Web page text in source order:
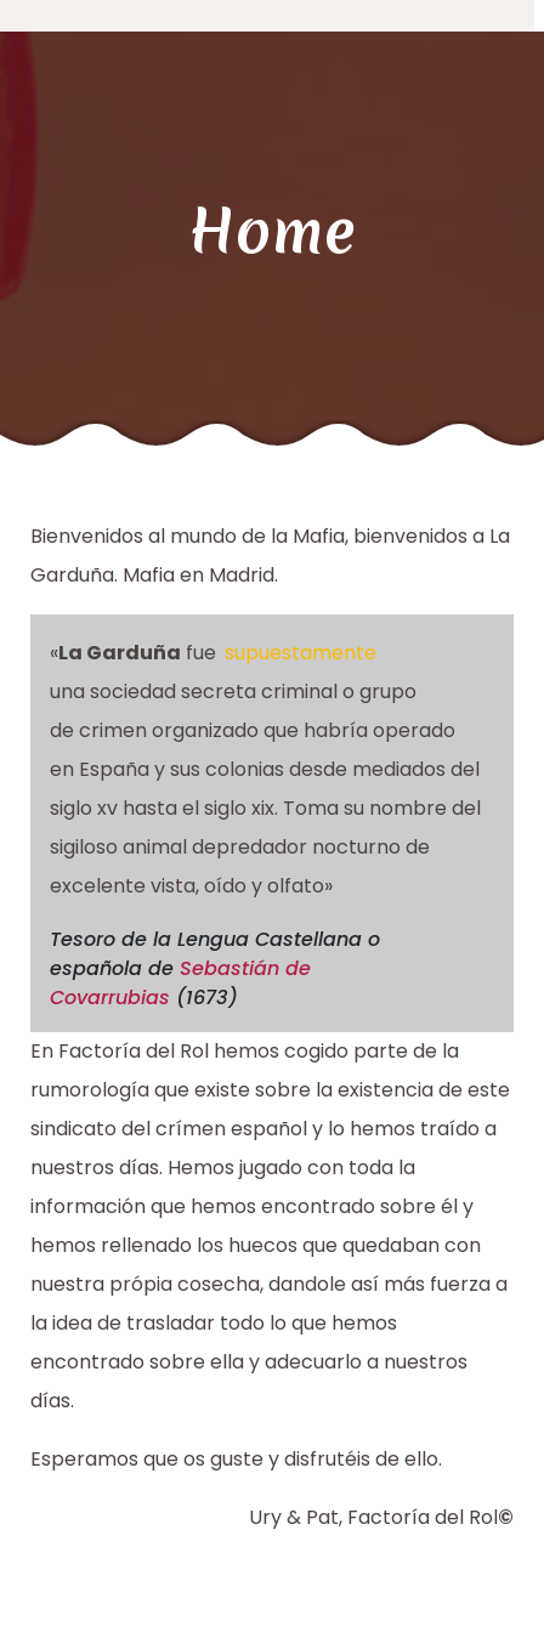
Home
Bienvenidos al mundo de la Mafia, bienvenidos a La
Garduña. Mafia en Madrid.
«La Garduña fue supuestamente
una sociedad secreta criminal o grupo
de crimen organizado que habría operado
en España y sus colonias desde mediados del
siglo xv hasta el siglo xix. Toma su nombre del
sigiloso animal depredador nocturno de
excelente vista, oído y olfato»
Tesoro de la Lengua Castellana o
española de Sebastián de
Covarrubias (1673)
En Factoría del Rol hemos cogido parte de la
rumorología que existe sobre la existencia de este
sindicato del crímen español y lo hemos traído a
nuestros días. Hemos jugado con toda la
información que hemos encontrado sobre él y
hemos rellenado los huecos que quedaban con
nuestra própia cosecha, dandole así más fuerza a
la idea de trasladar todo lo que hemos
encontrado sobre ella y adecuarlo a nuestros
días.
Esperamos que os guste y disfrutéis de ello.
Ury & Pat, Factoría del Rol©